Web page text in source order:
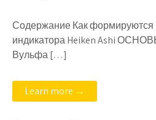
Содержание Как формируются
индикатора Heiken Ashi
Вульфа […]
Learn more →